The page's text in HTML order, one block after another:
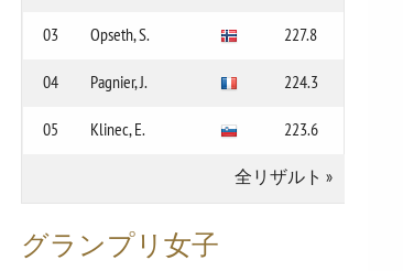
03 Opseth, S. 227.8
04 Pagnier, J. 224.3
05 Klinec, E. 223.6
全リザルト »
グランプリ女子